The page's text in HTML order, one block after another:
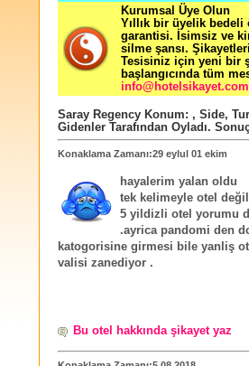
Kurumsal Üye Olun
Yıllık bir üyelik bedeli
garantisi. İsimsiz ve
silme şansı.
Tesisiniz için yeni bir
başlangıcında tüm
info@hotelsikayet.com
Saray Regency Konum: , Side,
Gidenler Tarafından Oyladı.
Konaklama Zamanı:29 eylul 01 ekim
hayalerim yalan oldu
tek kelimeyle otel
5 yildizli otel yorumu
.ayrica pandomi den
katogorisine girmesi bile yanliş
valisi zanediyor .
Bu otel hakkında şikayet yaz